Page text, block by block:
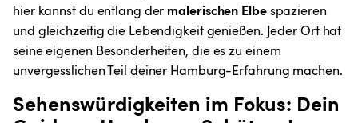
hier kannst du entlang der malerischen Elbe spazieren
und gleichzeitig die Lebendigkeit genießen. Jeder Ort hat
seine eigenen Besonderheiten, die es zu einem
unvergesslichen Teil deiner Hamburg-Erfahrung machen.
Sehenswürdigkeiten im Fokus: Dein